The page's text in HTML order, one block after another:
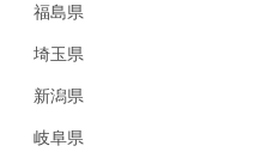
福島県
埼玉県
新潟県
岐阜県